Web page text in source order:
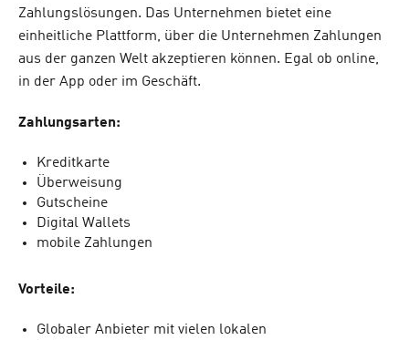
Zahlungslösungen. Das Unternehmen bietet eine
einheitliche Plattform, über die Unternehmen Zahlungen
aus der ganzen Welt akzeptieren können. Egal ob online,
in der App oder im Geschäft.
Zahlungsarten:
Kreditkarte
Überweisung
Gutscheine
Digital Wallets
mobile Zahlungen
Vorteile:
Globaler Anbieter mit vielen lokalen